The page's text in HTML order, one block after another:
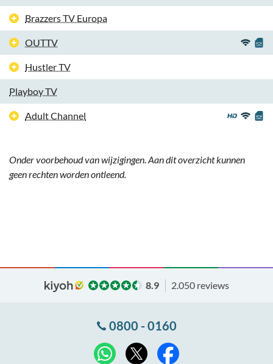
Brazzers TV Europa
OUTTV
Hustler TV
Playboy TV
Adult Channel
Onder voorbehoud van wijzigingen. Aan dit overzicht kunnen
geen rechten worden ontleend.
8.9 2.050 reviews
0800 - 0160